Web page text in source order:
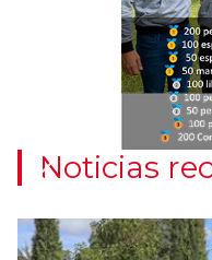
Previous
Noticias